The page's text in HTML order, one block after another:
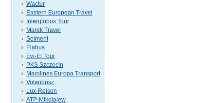
Wactur
Eastern European Travel
Interglobus Tour
Marek Travel
Selment
Elabus
Ew-El Tour
PKS Szczecin
Marolines Europa Transport
Volanbusz
Lux-Reisen
ATP-Mikolajew